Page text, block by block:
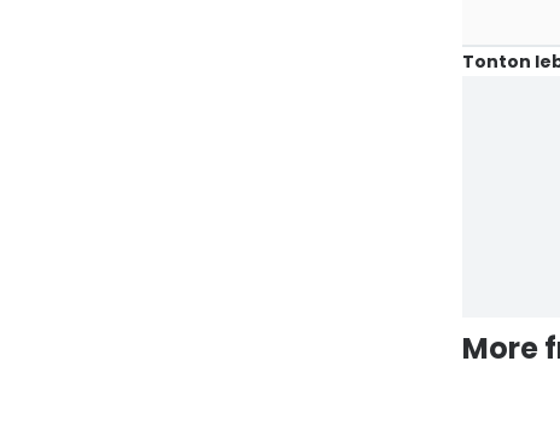
Tonton
More